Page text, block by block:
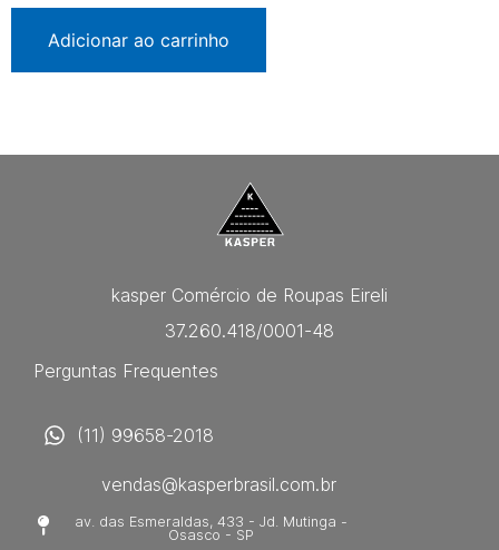
Adicionar ao carrinho
kasper Comércio de Roupas Eireli
37.260.418/0001-48
Perguntas Frequentes
(11) 99658-2018
vendas@kasperbrasil.com.br
av. das Esmeraldas, 433 - Jd. Mutinga -
Osasco - SP